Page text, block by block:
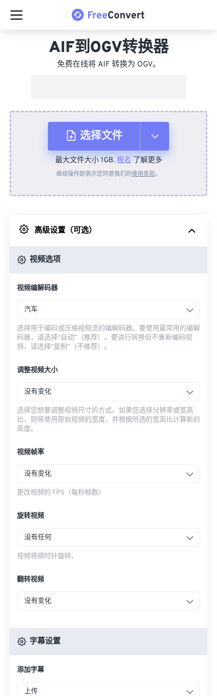
AIF到OGV转换器
免费在线将 AIF 转换为 OGV。
选择文件
从设备
来自 Google Drive
最大文件大小 1GB.报名了解更多
继续操作即表示您同意我们的使用条款。
高级设置（可选）
视频选项
视频编解码器
汽车
选择用于编码或压缩视频流的编解码器。要使用最常用的编解
码器，请选择“自动”（推荐）。要进行转换但不重新编码视
频，请选择“复制”（不推荐）。
调整视频大小
没有变化
选择您想要调整视频尺寸的方式。如果您选择分辨率或宽高
比，则将使用原始视频的宽度，并根据所选的宽高比计算新的
高度。
视频帧率
没有变化
更改视频的 FPS（每秒帧数）
旋转视频
没有任何
视频将顺时针旋转。
翻转视频
没有变化
字幕设置
添加字幕
上传